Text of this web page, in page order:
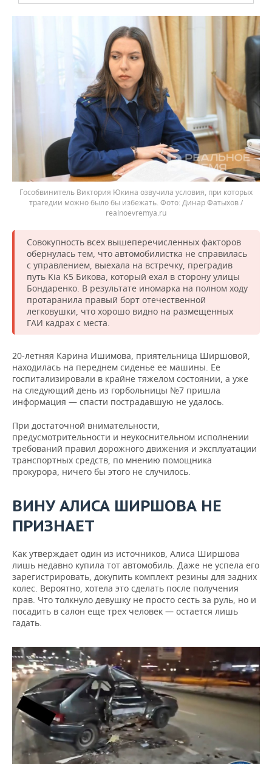
Гособвинитель Виктория Юкина озвучила условия, при которых
трагедии можно было бы избежать.
Динар Фатыхов /
realnoevremya.ru
Совокупность всех вышеперечисленных факторов
обернулась тем, что автомобилистка не справилась
с управлением, выехала на встречку, преградив
путь Kia K5 Бикова, который ехал в сторону улицы
Бондаренко. В результате иномарка на полном ходу
протаранила правый борт отечественной
легковушки, что хорошо видно на размещенных
ГАИ кадрах с места.
20-летняя Карина Ишимова, приятельница Ширшовой,
находилась на переднем сиденье ее машины. Ее
госпитализировали в крайне тяжелом состоянии, а уже
на следующий день из горбольницы №7 пришла
информация — спасти пострадавшую не удалось.
При достаточной внимательности,
предусмотрительности и неукоснительном исполнении
требований правил дорожного движения и эксплуатации
транспортных средств, по мнению помощника
прокурора, ничего бы этого не случилось.
ВИНУ АЛИСА ШИРШОВА НЕ
ПРИЗНАЕТ
Как утверждает один из источников, Алиса Ширшова
лишь недавно купила тот автомобиль. Даже не успела его
зарегистрировать, докупить комплект резины для задних
колес. Вероятно, хотела это сделать после получения
прав. Что толкнуло девушку не просто сесть за руль, но и
посадить в салон еще трех человек — остается лишь
гадать.